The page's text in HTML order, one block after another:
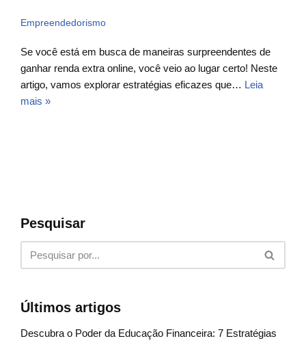
Empreendedorismo
Se você está em busca de maneiras surpreendentes de
ganhar renda extra online, você veio ao lugar certo! Neste
artigo, vamos explorar estratégias eficazes que… Leia
mais »
Pesquisar
Últimos artigos
Descubra o Poder da Educação Financeira: 7 Estratégias